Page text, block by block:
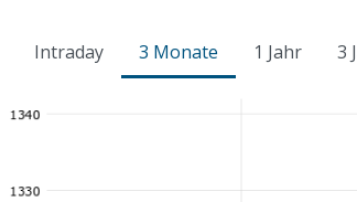
Intraday 3 Monate 1 Jahr 3